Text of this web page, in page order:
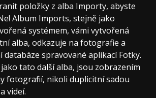
položky z alba Importy, abyste
Album Imports, stejně jako
systémem, vámi vytvořená
alba, odkazuje na fotografie a
databáze spravované aplikací Fotky.
tato další alba, jsou zobrazením
fotografií, nikoli duplicitní sadou
videí.